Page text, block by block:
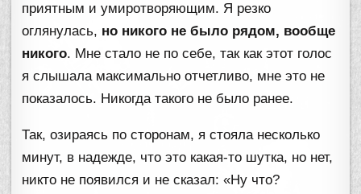
приятным и умиротворяющим. Я резко
оглянулась, но никого не было рядом, вообще
никого. Мне стало не по себе, так как этот голос
я слышала максимально отчетливо, мне это не
показалось. Никогда такого не было ранее.
Так, озираясь по сторонам, я стояла несколько
минут, в надежде, что это какая-то шутка, но нет,
никто не появился и не сказал: «Ну что?